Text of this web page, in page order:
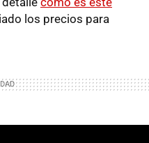
los precios para